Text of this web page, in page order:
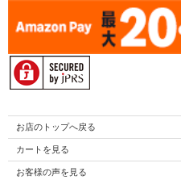
お店のトップへ戻る
カートを見る
お客様の声を見る